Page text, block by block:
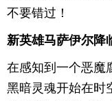
康
生
活
时
体
不要错过！
新英雄马萨伊尔降
在感知到一个恶魔
黑暗灵魂开始在时